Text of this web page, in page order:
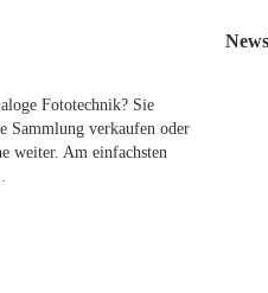
Fototechnik? Sie
Sammlung verkaufen oder
weiter. Am einfachsten